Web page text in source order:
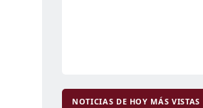
NOTICIAS DE HOY MÁS VISTAS